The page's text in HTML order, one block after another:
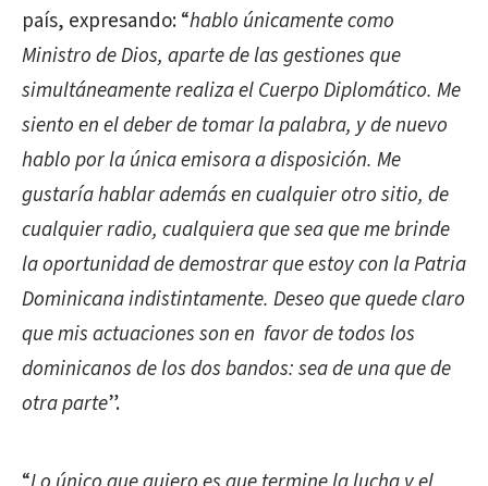
país, expresando: “hablo únicamente como
Ministro de Dios, aparte de las gestiones que
simultáneamente realiza el Cuerpo Diplomático. Me
siento en el deber de tomar la palabra, y de nuevo
hablo por la única emisora a disposición. Me
gustaría hablar además en cualquier otro sitio, de
cualquier radio, cualquiera que sea que me brinde
la oportunidad de demostrar que estoy con la Patria
Dominicana indistintamente. Deseo que quede claro
que mis actuaciones son en favor de todos los
dominicanos de los dos bandos: sea de una que de
otra parte”.